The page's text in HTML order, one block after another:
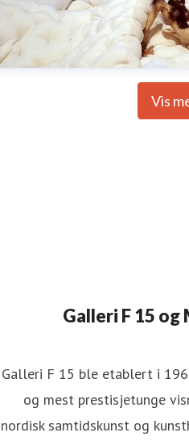
Vis
Galleri F 15
Galleri F 15 ble etablert i
og mest prestisjetunge
nordisk samtidskunst og